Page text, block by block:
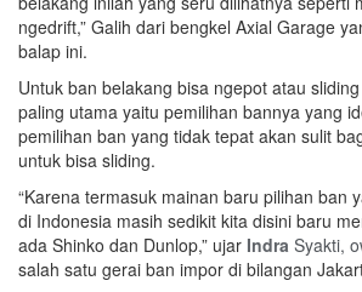
ngedrift,” Galih dari bengkel Axial Garage
balap ini.
Untuk ban belakang bisa ngepot atau
paling utama yaitu pemilihan bannya yang
pemilihan ban yang tidak tepat akan sulit
untuk bisa sliding.
“Karena termasuk mainan baru pilihan ban
di Indonesia masih sedikit kita disini baru
ada Shinko dan Dunlop,” ujar Indra Syakti,
salah satu gerai ban impor di bilangan